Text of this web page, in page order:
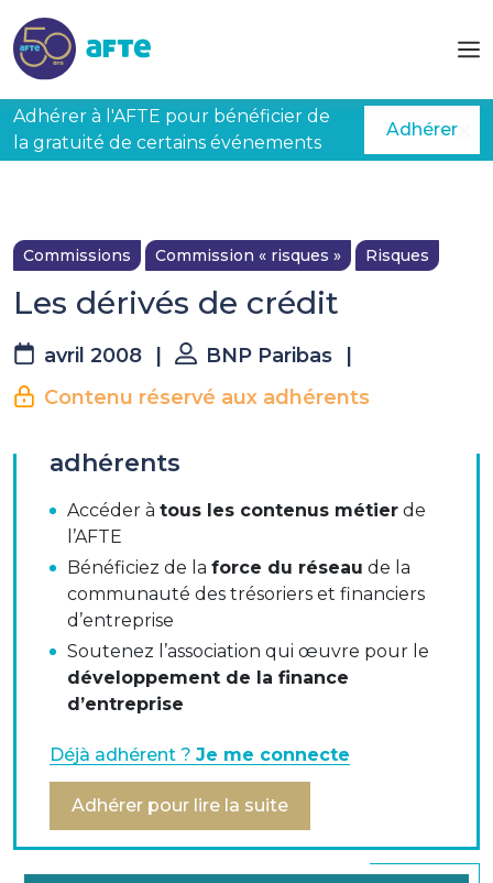
Adhérer à l'AFTE pour bénéficier de
la gratuité de certains événements
Adhérer
Commissions Commission « risques » Risques
Les dérivés de crédit
avril 2008 BNP Paribas
Contenu réservé aux adhérents
Emmanuel Deboaisne
Partie 1 Qu’est ce qu’un dérivé de crédit ?
Partie 2 Le marché des dérivés de crédit
Partie 3 Les principaux produits dérivés de
crédit
Partie 5 Application pour les Entreprises
adhérents
Accéder à tous les contenus métier de
l’AFTE
Bénéficiez de la force du réseau de la
communauté des trésoriers et financiers
d’entreprise
Soutenez l’association qui œuvre pour le
développement de la finance
d’entreprise
Déjà adhérent ? Je me connecte
Adhérer pour lire la suite